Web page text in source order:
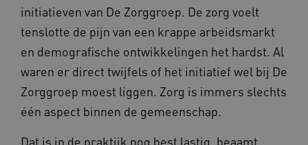
initiatieven van De Zorggroep. De zorg voelt
tenslotte de pijn van een krappe arbeidsmarkt
en demografische ontwikkelingen het hardst. Al
waren er direct twijfels of het initiatief wel bij De
Zorggroep moest liggen. Zorg is immers slechts
één aspect binnen de gemeenschap.
Dat is in de praktijk nog best lastig, beaamt
__Secure-ROLLOUT_TOKEN .youtube.com
Microsoft Corporation
.waardigheidentrots.nl
Google Privacy Policy